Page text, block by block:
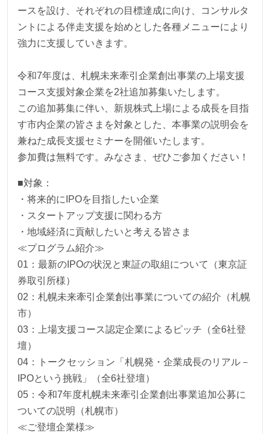
ースを設け、それぞれの目標達成に向け、コンサルタ
ントによる伴走支援を始めとした各種メニューにより
強力に支援していきます。
令和7年度は、札幌未来牽引企業創出事業の上場支援
コース支援対象企業を2社追加募集いたします。
この追加募集に伴い、新規株式上場による成長を目指
す市内企業の皆さまを対象とした、本事業の説明会を
兼ねた成長支援セミナーを開催いたします。
参加費は無料です。みなさま、ぜひご参加ください！
■対象：
・将来的にIPOを目指したい企業
・スタートアップ支援に関わる方
・地域経済に貢献したいと考える皆さま
≪プログラム紹介≫
01：最新のIPOの状況と東証の取組について（東京証
券取引所様）
02：札幌未来牽引企業創出事業についての紹介（札幌
市）
03：上場支援コース認定企業によるピッチ（全6社登
壇）
04：トークセッション「札幌発・企業成長のリアル－
IPOという挑戦」（全6社登壇）
05：令和7年度札幌未来牽引企業創出事業追加公募に
ついての説明（札幌市）
≪ご登壇企業様≫